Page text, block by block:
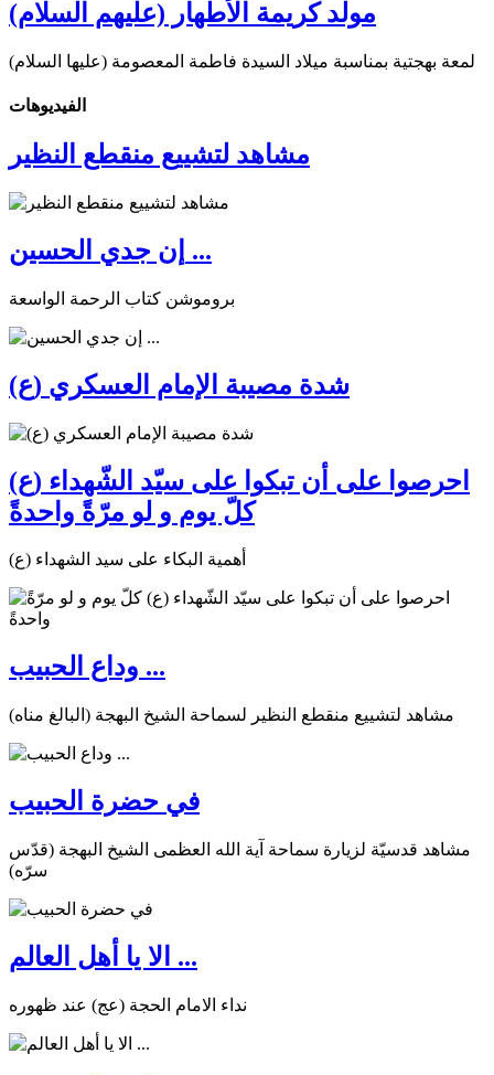
مولد كريمة الأطهار (عليهم السلام)
لمعة بهجتية بمناسبة ميلاد السيدة فاطمة المعصومة (عليها السلام)
الفیدیوهات
مشاهد لتشييع منقطع النظير
إن جدي الحسين ...
بروموشن كتاب الرحمة الواسعة
شدة مصيبة الإمام العسكري (ع)
احرصوا على أن تبكوا على سيّد الشّهداء (ع)
كلّ يوم و لو مرّةً واحدةً
أهمية البكاء على سيد الشهداء (ع)
وداع الحبيب ...
مشاهد لتشييع منقطع النظير لسماحة الشيخ البهجة (البالغ مناه)
في حضرة الحبيب
مشاهد قدسيّة لزيارة سماحة آية الله العظمى الشيخ البهجة (قدّس
سرّه)
الا يا أهل العالم ...
نداء الامام الحجة (عج) عند ظهوره